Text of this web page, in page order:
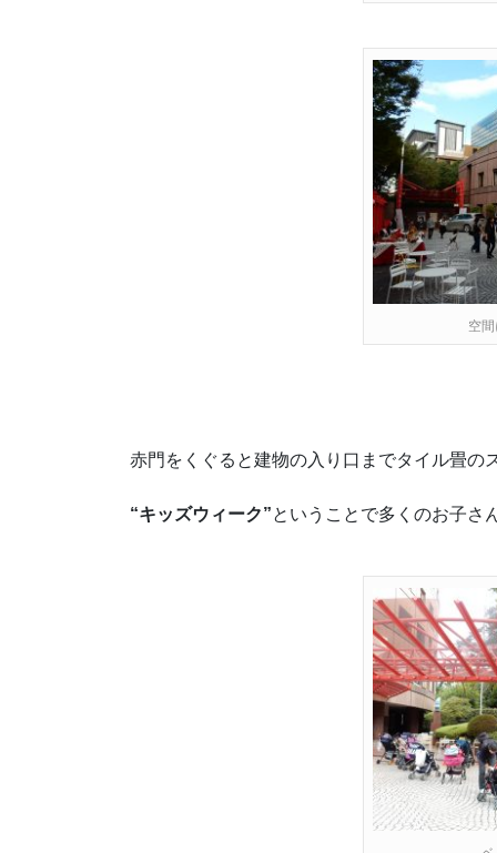
空
赤門をくぐると建物の入り口までタイル畳の
“キッズウィーク”ということで多くのお子さ